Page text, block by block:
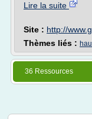
Lire la suite
Site : http://
Thèmes liés :
36 Ressources